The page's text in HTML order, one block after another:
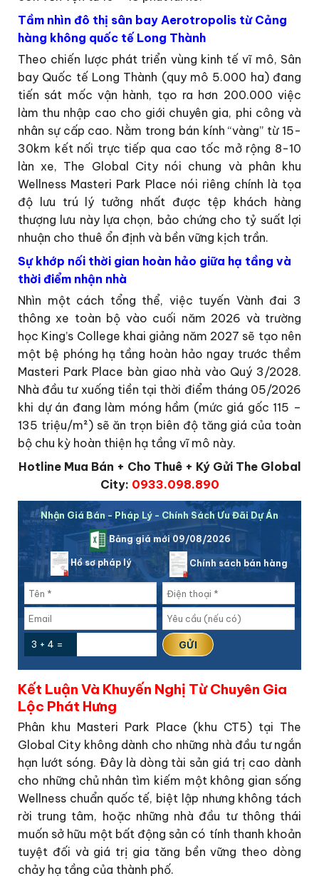
Tầm nhìn đô thị sân bay Aerotropolis từ Cảng
hàng không quốc tế Long Thành
Theo chiến lược phát triển vùng kinh tế vĩ mô, Sân
bay Quốc tế Long Thành (quy mô 5.000 ha) đang
tiến sát mốc vận hành, tạo ra hơn 200.000 việc
làm thu nhập cao cho giới chuyên gia, phi công và
nhân sự cấp cao. Nằm trong bán kính “vàng” từ 15-
30km kết nối trực tiếp qua cao tốc mở rộng 8-10
làn xe, The Global City nói chung và phân khu
Wellness Masteri Park Place nói riêng chính là tọa
độ lưu trú lý tưởng nhất được tệp khách hàng
thượng lưu này lựa chọn, bảo chứng cho tỷ suất lợi
nhuận cho thuê ổn định và bền vững kịch trần.
Sự khớp nối thời gian hoàn hảo giữa hạ tầng và
thời điểm nhận nhà
Nhìn một cách tổng thể, việc tuyến Vành đai 3
thông xe toàn bộ vào cuối năm 2026 và trường
học King’s College khai giảng năm 2027 sẽ tạo nên
một bệ phóng hạ tầng hoàn hảo ngay trước thềm
Masteri Park Place bàn giao nhà vào Quý 3/2028.
Nhà đầu tư xuống tiền tại thời điểm tháng 05/2026
khi dự án đang làm móng hầm (mức giá gốc 115 –
135 triệu/m²) sẽ ăn trọn biên độ tăng giá của toàn
bộ chu kỳ hoàn thiện hạ tầng vĩ mô này.
Hotline Mua Bán + Cho Thuê + Ký Gửi The Global
City: 0933.098.890
Nhận Giá Bán - Pháp Lý - Chính Sách Ưu Đãi Dự Án
Bảng giá mới 09/08/2026
Hồ sơ pháp lý Chính sách bán hàng
3 + 4 =
Kết Luận Và Khuyến Nghị Từ Chuyên Gia
Lộc Phát Hưng
Phân khu Masteri Park Place (khu CT5) tại The
Global City không dành cho những nhà đầu tư ngắn
hạn lướt sóng. Đây là dòng tài sản giá trị cao dành
cho những chủ nhân tìm kiếm một không gian sống
Wellness chuẩn quốc tế, biệt lập nhưng không tách
rời trung tâm, hoặc những nhà đầu tư thông thái
muốn sở hữu một bất động sản có tính thanh khoản
tuyệt đối và giá trị gia tăng bền vững theo dòng
chảy hạ tầng của thành phố.